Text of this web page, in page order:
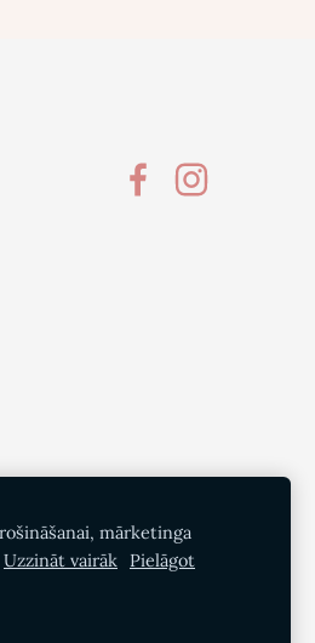
mārketinga
Uzzināt vairāk Pielāgot